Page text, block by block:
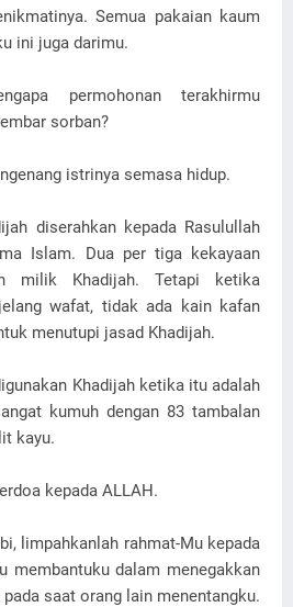
Semua pakaian kaum
ini juga darimu.
permohonan terakhirmu
sorban?
istrinya semasa hidup.
diserahkan kepada Rasulullah
Islam. Dua per tiga kekayaan
milik Khadijah. Tetapi ketika
wafat, tidak ada kain kafan
menutupi jasad Khadijah.
Khadijah ketika itu adalah
kumuh dengan 83 tambalan
kayu.
kepada ALLAH.
limpahkanlah rahmat-Mu kepada
membantuku dalam menegakkan
saat orang lain menentangku.